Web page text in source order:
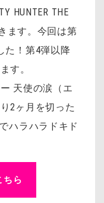
HUNTER THE
ます。今回は第
た！第4弾以降
す。
天使の涙（エ
2ヶ月を切った
でハラハラドキド
ちら